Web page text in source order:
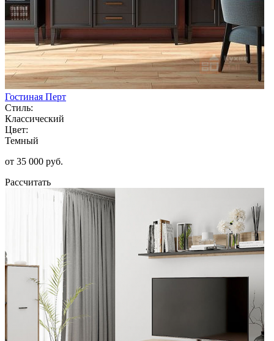
Гостиная Перт
Стиль:
Классический
Цвет:
Темный
от 35 000 руб.
Рассчитать